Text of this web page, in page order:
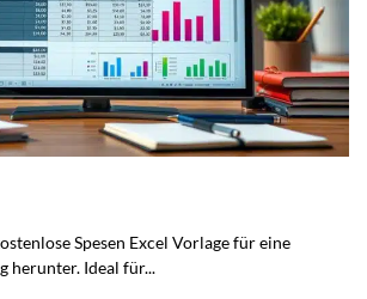
Spesen Excel Vorlage für eine
herunter. Ideal für...